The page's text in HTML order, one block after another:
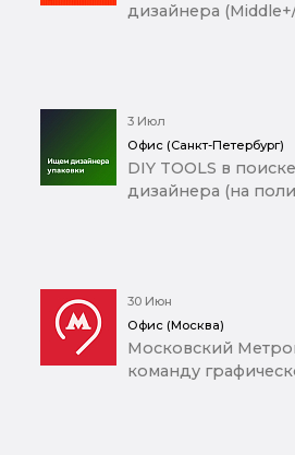
дизайнера
3 Июл
Офис (Санкт-Петербург)
DIY TOOLS в
дизайнера (на
30 Июн
Офис (Москва)
Московский
команду